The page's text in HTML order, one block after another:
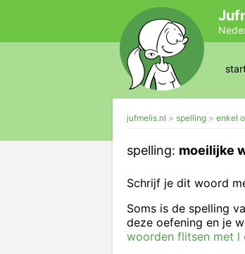
jufmelis.nl spelling enkel
spelling: moeilijke
Schrijf je dit woord
Soms is de spelling
deze oefening en je
woorden flitsen met l